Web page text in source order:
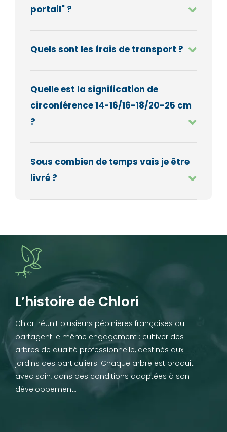
portail" ?
Quels sont les frais de transport ?
Quelle est la signification de
circonférence 14-16/16-18/20-25 cm
?
Sous combien de temps vais je être
livré ?
L’histoire de Chlori
Chlori réunit plusieurs pépinières françaises qui
partagent le même engagement : cultiver des
arbres de qualité professionnelle, destinés aux
jardins des particuliers. Chaque arbre est produit
avec soin, dans des conditions adaptées à son
développement,.